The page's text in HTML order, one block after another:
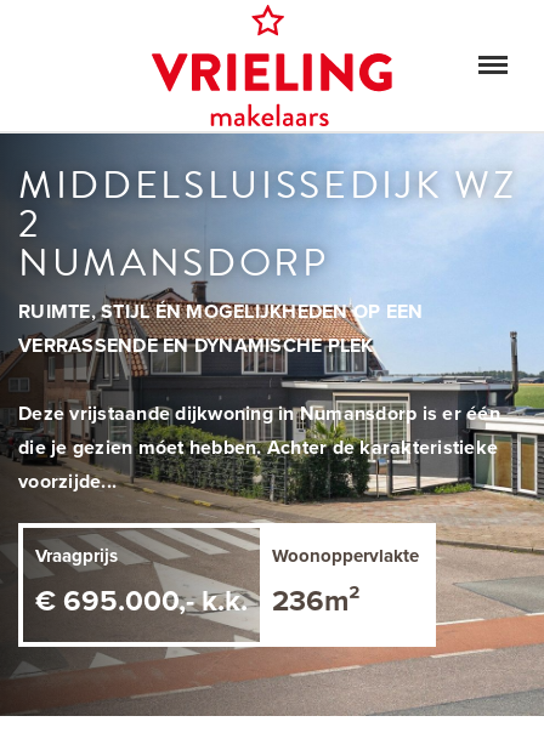
MIDDELSLUISSEDIJK WZ
2
NUMANSDORP
RUIMTE, STIJL ÉN MOGELIJKHEDEN OP EEN
VERRASSENDE EN DYNAMISCHE PLEK
Deze vrijstaande dijkwoning in Numansdorp is er één
die je gezien móet hebben. Achter de karakteristieke
voorzijde...
Vraagprijs
€ 695.000,- k.k.
Woonoppervlakte
236m²